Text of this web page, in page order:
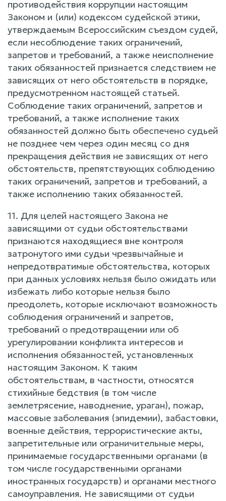
противодействия коррупции настоящим
Законом и (или) кодексом судейской этики,
утверждаемым Всероссийским съездом судей,
если несоблюдение таких ограничений,
запретов и требований, а также неисполнение
таких обязанностей признается следствием не
зависящих от него обстоятельств в порядке,
предусмотренном настоящей статьей.
Соблюдение таких ограничений, запретов и
требований, а также исполнение таких
обязанностей должно быть обеспечено судьей
не позднее чем через один месяц со дня
прекращения действия не зависящих от него
обстоятельств, препятствующих соблюдению
таких ограничений, запретов и требований, а
также исполнению таких обязанностей.
11. Для целей настоящего Закона не
зависящими от судьи обстоятельствами
признаются находящиеся вне контроля
затронутого ими судьи чрезвычайные и
непредотвратимые обстоятельства, которых
при данных условиях нельзя было ожидать или
избежать либо которые нельзя было
преодолеть, которые исключают возможность
соблюдения ограничений и запретов,
требований о предотвращении или об
урегулировании конфликта интересов и
исполнения обязанностей, установленных
настоящим Законом. К таким
обстоятельствам, в частности, относятся
стихийные бедствия (в том числе
землетрясение, наводнение, ураган), пожар,
массовые заболевания (эпидемии), забастовки,
военные действия, террористические акты,
запретительные или ограничительные меры,
принимаемые государственными органами (в
том числе государственными органами
иностранных государств) и органами местного
самоуправления. Не зависящими от судьи